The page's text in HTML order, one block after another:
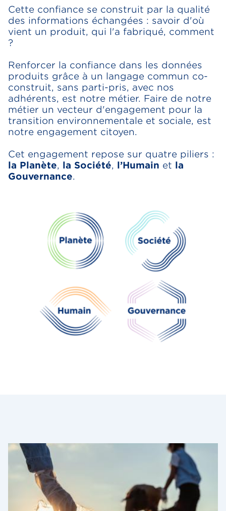
Cette confiance se construit par la qualité
des informations échangées : savoir d'où
vient un produit, qui l'a fabriqué, comment
?
Renforcer la confiance dans les données
produits grâce à un langage commun co-
construit, sans parti-pris, avec nos
adhérents, est notre métier. Faire de notre
métier un vecteur d'engagement pour la
transition environnementale et sociale, est
notre engagement citoyen.
Cet engagement repose sur quatre piliers :
la Planète, la Société, l’Humain et la
Gouvernance.